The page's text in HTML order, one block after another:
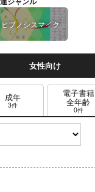
ヒプノシスマイク
女性向け
成年
3件
電子書籍
全年齢
0件